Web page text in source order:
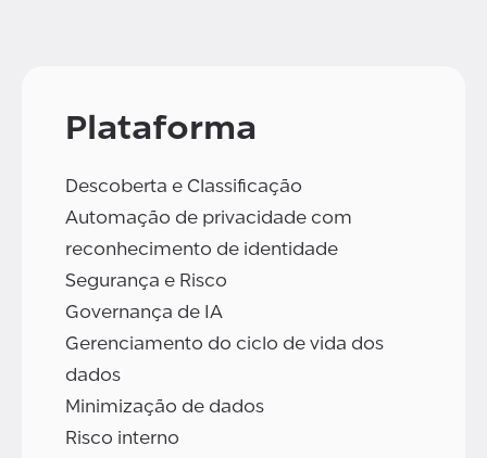
Plataforma
Descoberta e Classificação
Automação de privacidade com
reconhecimento de identidade
Segurança e Risco
Governança de IA
Gerenciamento do ciclo de vida dos
dados
Minimização de dados
Risco interno